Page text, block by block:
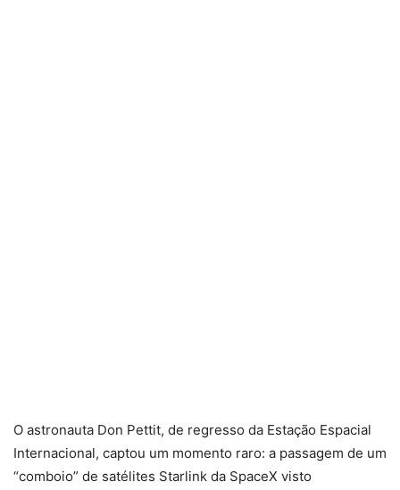
O astronauta Don Pettit, de regresso da Estação Espacial
Internacional, captou um momento raro: a passagem de um
“comboio” de satélites Starlink da SpaceX visto